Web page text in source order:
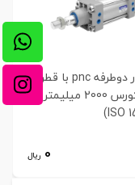
سیلندر دوطرفه pnc با قطر
50 و کورس 2000 میلیمتر
0 ریال